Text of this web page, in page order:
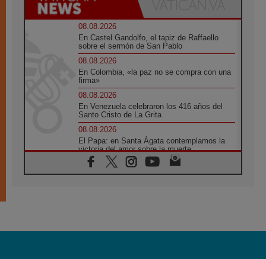
08.08.2026
En Castel Gandolfo, el tapiz de Raffaello
sobre el sermón de San Pablo
08.08.2026
En Colombia, «la paz no se compra con una
firma»
08.08.2026
En Venezuela celebraron los 416 años del
Santo Cristo de La Grita
08.08.2026
El Papa: en Santa Ágata contemplamos la
victoria del amor sobre la muerte
08.08.2026
León XIV visitará el Santuario de la Madre
07.08.2026